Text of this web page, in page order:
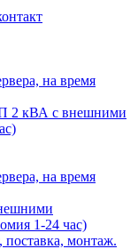
на время
2 кВА с внешними
на время
1-24 час)
монтаж.